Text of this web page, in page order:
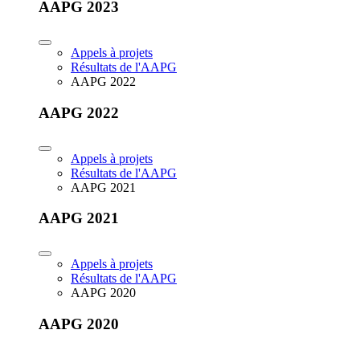
AAPG 2023
Appels à projets
Résultats de l'AAPG
AAPG 2022
AAPG 2022
Appels à projets
Résultats de l'AAPG
AAPG 2021
AAPG 2021
Appels à projets
Résultats de l'AAPG
AAPG 2020
AAPG 2020